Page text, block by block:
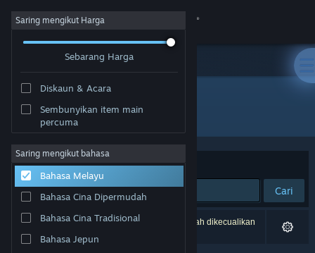
Sign in
Tentang
Sokongan
Ubah bahasa
Dapatkan Steam Mobile App
Saring mengikut Harga
Sebarang Harga
Diskaun & Acara
Sembunyikan item main
percuma
Saring mengikut bahasa
Bahasa Melayu
Bahasa Cina Dipermudah
Bahasa Cina Tradisional
Bahasa Jepun
Pembangun: Seidlsoft
Susun mengikut Perkaitan
Cari
0 hasil sepadan dengan carian anda. 2 tajuk telah dikecualikan
berdasarkan pilihan anda.